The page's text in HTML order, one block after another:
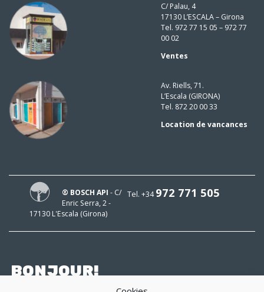
C/ Palau, 4
17130 L’ESCALA – Girona
Tel. 972 77 15 05 – 972 77
00 02
Ventes
Av. Riells, 71.
L’Escala (GIRONA)
Tel. 872 20 00 33
Location de vancances
Tel. +34972 771 505
® BOSCH API - C/
Enric Serra, 2 -
17130 L'Escala (Girona)
BONJOUR!